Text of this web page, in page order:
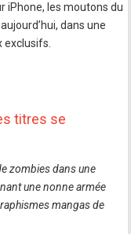
iPhone, les moutons du
dans une
exclusifs.
titres se
zombies dans une
une nonne armée
mangas de